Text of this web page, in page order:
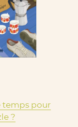
temps pour
?